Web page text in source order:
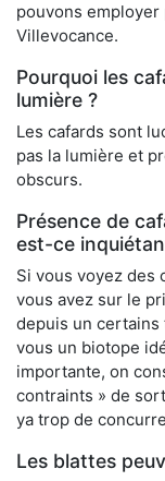
pouvons
Villevocance.
Pourquoi les
lumière ?
Les cafards sont
pas la lumière et
obscurs.
Présence de
est-ce
Si vous voyez des
vous avez sur le
depuis un
vous un biotope
importante, on
contraints » de
ya trop de
Les blattes